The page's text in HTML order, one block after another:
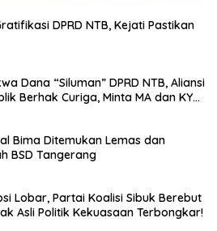
DPRD NTB, Kejati Pastikan
Dana “Siluman” DPRD NTB, Aliansi
Berhak Curiga, Minta MA dan KY
Bima Ditemukan Lemas dan
BSD Tangerang
Lobar, Partai Koalisi Sibuk Berebut
Asli Politik Kekuasaan Terbongkar!